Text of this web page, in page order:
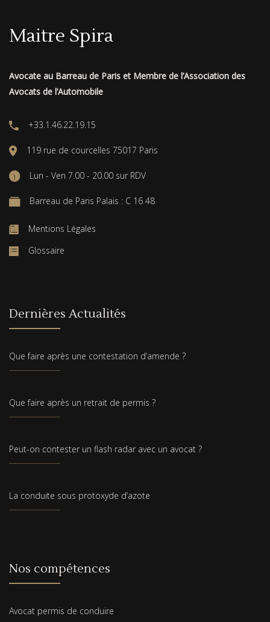
Maitre Spira
Avocate au Barreau de Paris et Membre de l’Association des
Avocats de l’Automobile
+33.1.46.22.19.15
119 rue de courcelles 75017 Paris
Lun - Ven 7.00 - 20.00 sur RDV
Barreau de Paris Palais : C 16 48
Mentions Légales
Glossaire
Dernières Actualités
Que faire après une contestation d’amende ?
Que faire après un retrait de permis ?
Peut-on contester un flash radar avec un avocat ?
La conduite sous protoxyde d’azote
Nos compétences
Avocat permis de conduire